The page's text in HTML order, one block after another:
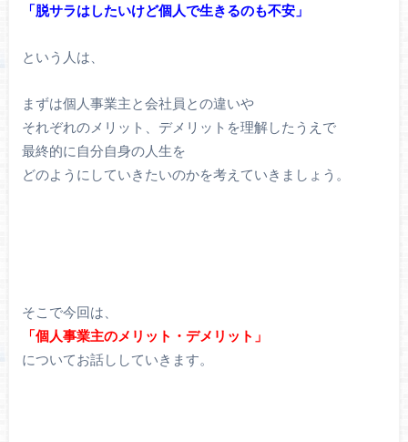
「脱サラはしたいけど個人で生きるのも不安」
という人は、
まずは個人事業主と会社員との違いや
それぞれのメリット、デメリットを理解したうえで
最終的に自分自身の人生を
どのようにしていきたいのかを考えていきましょう。
そこで今回は、
「個人事業主のメリット・デメリット」
についてお話ししていきます。